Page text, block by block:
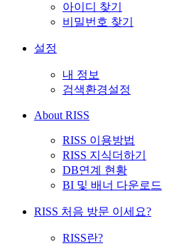
아이디 찾기
비밀번호 찾기
설정
내 정보
검색환경설정
About RISS
RISS 이용방법
RISS 지식더하기
DB연계 현황
BI 및 배너 다운로드
RISS 처음 방문 이세요?
RISS란?